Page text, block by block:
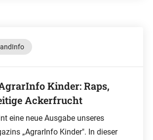
Kinder: Raps,
Ackerfrucht
eine neue Ausgabe unseres
„AgrarInfo Kinder". In dieser